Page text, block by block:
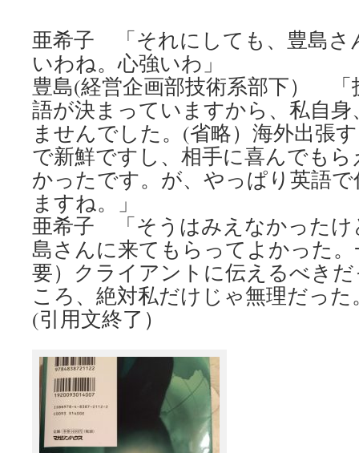
亜希子 「それにしても、豊島さ
いわね。心強いわ」
豊島(経営企画部技術系部下） 「
語が決まっていますから、私自
ませんでした。(省略）海外出張
で新鮮ですし、相手に喜んでも
かったです。が、やっぱり英語
ますね。」
亜希子 「そうはみえなかったけ
島さんに来てもらってよかった
要）クライアントに伝えるべき
ころ、絶対私だけじゃ無理だ
(引用文終了）